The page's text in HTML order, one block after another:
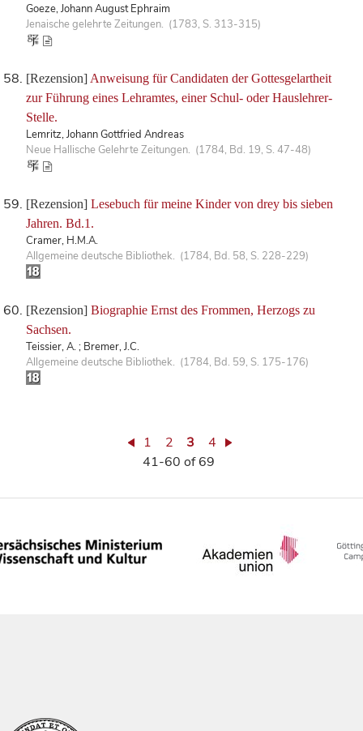
Goeze, Johann August Ephraim
Jenaische gelehrte Zeitungen. (1783, S. 313-315)
[Rezension] Anweisung für Candidaten der Gottesgelartheit
zur Führung eines Lehramtes, einer Schul- oder Hauslehrer-
Stelle.
Lemritz, Johann Gottfried Andreas
Neue Hallische Gelehrte Zeitungen. (1784, Bd. 19, S. 47-48)
[Rezension] Lesebuch für meine Kinder von drey bis sieben
Jahren. Bd.1.
Cramer, H.M.A.
Allgemeine deutsche Bibliothek. (1784, Bd. 58, S. 228-229)
[Rezension] Biographie Ernst des Frommen, Herzogs zu
Sachsen.
Teissier, A. ; Bremer, J.C.
Allgemeine deutsche Bibliothek. (1784, Bd. 59, S. 175-176)
1 2 3
4
41-60 of 69